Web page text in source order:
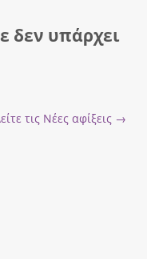
δεν υπάρχει
τις Νέες αφίξεις →